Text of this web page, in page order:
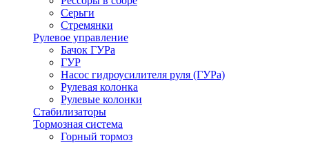
Серьги
Стремянки
Рулевое управление
Бачок ГУРа
ГУР
Насос гидроусилителя руля (ГУРа)
Рулевая колонка
Рулевые колонки
Стабилизаторы
Тормозная система
Горный тормоз